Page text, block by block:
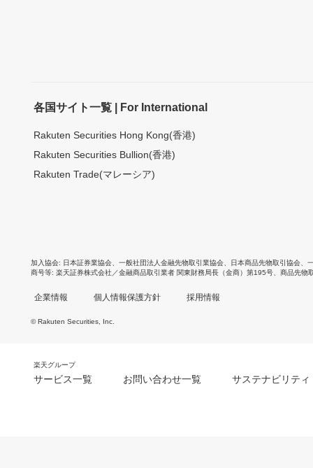
各国サイト一覧 | For International
Rakuten Securities Hong Kong(香港)
Rakuten Securities Bullion(香港)
Rakuten Trade(マレーシア)
加入協会 日本証券業協会 一般社団法人金融先物取引業協会 日本商品先物取引協会
商号等 楽天証券株式会社／金融商品取引業者 関東財務局長（金商）第195号、商品先物
企業情報 個人情報保護方針 採用情報
© Rakuten Securities, Inc.
楽天グループ
サービス一覧 お問い合わせ一覧 サステナビリティ